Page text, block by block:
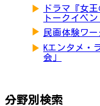
▶
ドラマ『女
トークイベン
▶ 民画体験ワ
▶ Kエンタメ・
会」
分野別検索